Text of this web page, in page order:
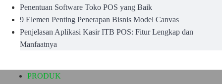
Penentuan Software Toko POS yang Baik
9 Elemen Penting Penerapan Bisnis Model Canvas
Penjelasan Aplikasi Kasir ITB POS: Fitur Lengkap dan
Manfaatnya
PRODUK